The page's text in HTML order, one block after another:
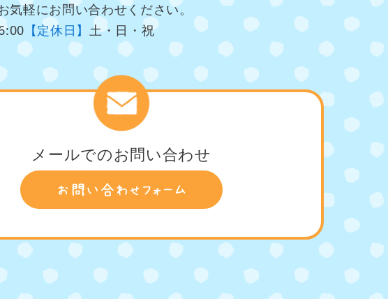
軽にお問い合わせください。
【定休日】土・日・祝
メールでのお問い合わせ